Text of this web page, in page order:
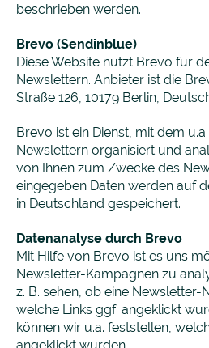
beschrieben werden.
Brevo (Sendinblue)
Diese Website nutzt Brevo für
Newslettern. Anbieter ist die
Straße 126, 10179 Berlin,
Brevo ist ein Dienst, mit dem
Newslettern organisiert und
von Ihnen zum Zwecke des
eingegeben Daten werden auf
in Deutschland gespeichert.
Datenanalyse durch Brevo
Mit Hilfe von Brevo ist es uns
Newsletter-Kampagnen zu
z. B. sehen, ob eine
welche Links ggf. angeklickt
können wir u.a. feststellen,